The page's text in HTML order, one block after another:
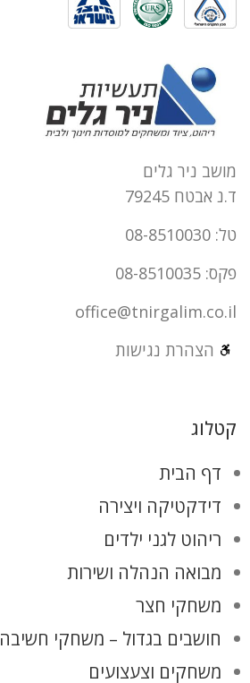
מושב ניר גלים
ד.נ אבטח 79245
טל: 08-8510030
פקס: 08-8510035
office@tnirgalim.co.il
הצהרת נגישות
קטלוג
דף הבית
דידקטיקה ויצירה
ריהוט לגני ילדים
מבואה הנהלה ושירות
משחקי חצר
חושבים בגדול – משחקי חשיבה
משחקים וצעצועים